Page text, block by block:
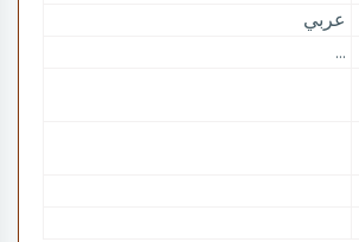
عربي
...